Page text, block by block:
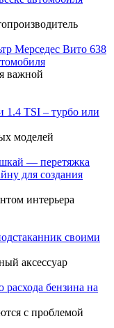
Мерседес Вито 638
важной
1.4 TSI – турбо или
моделей
— перетяжка
для создания
интерьера
своими
аксессуар
бензина на
с проблемой